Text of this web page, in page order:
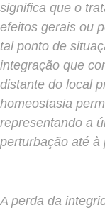
significa que o
efeitos gerais ou
tal ponto de
integração que
distante do local
homeostasia
representando a
perturbação até à
A perda da